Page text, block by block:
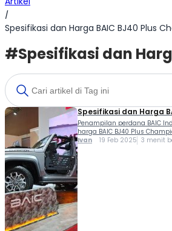
/
Spesifikasi dan Harga BAIC BJ40 Plus
#Spesifikasi dan
Spesifikasi dan Harga
Penampilan perdana BAIC
harga BAIC BJ40 Plus
Ivan 19 Feb 2025 3 menit